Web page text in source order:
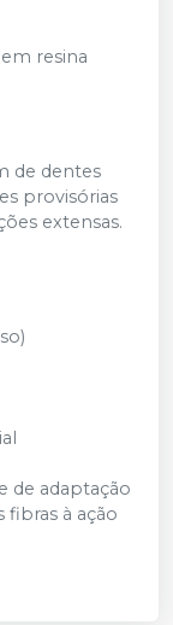
resina
de dentes
provisórias
extensas.
de adaptação
fibras à ação